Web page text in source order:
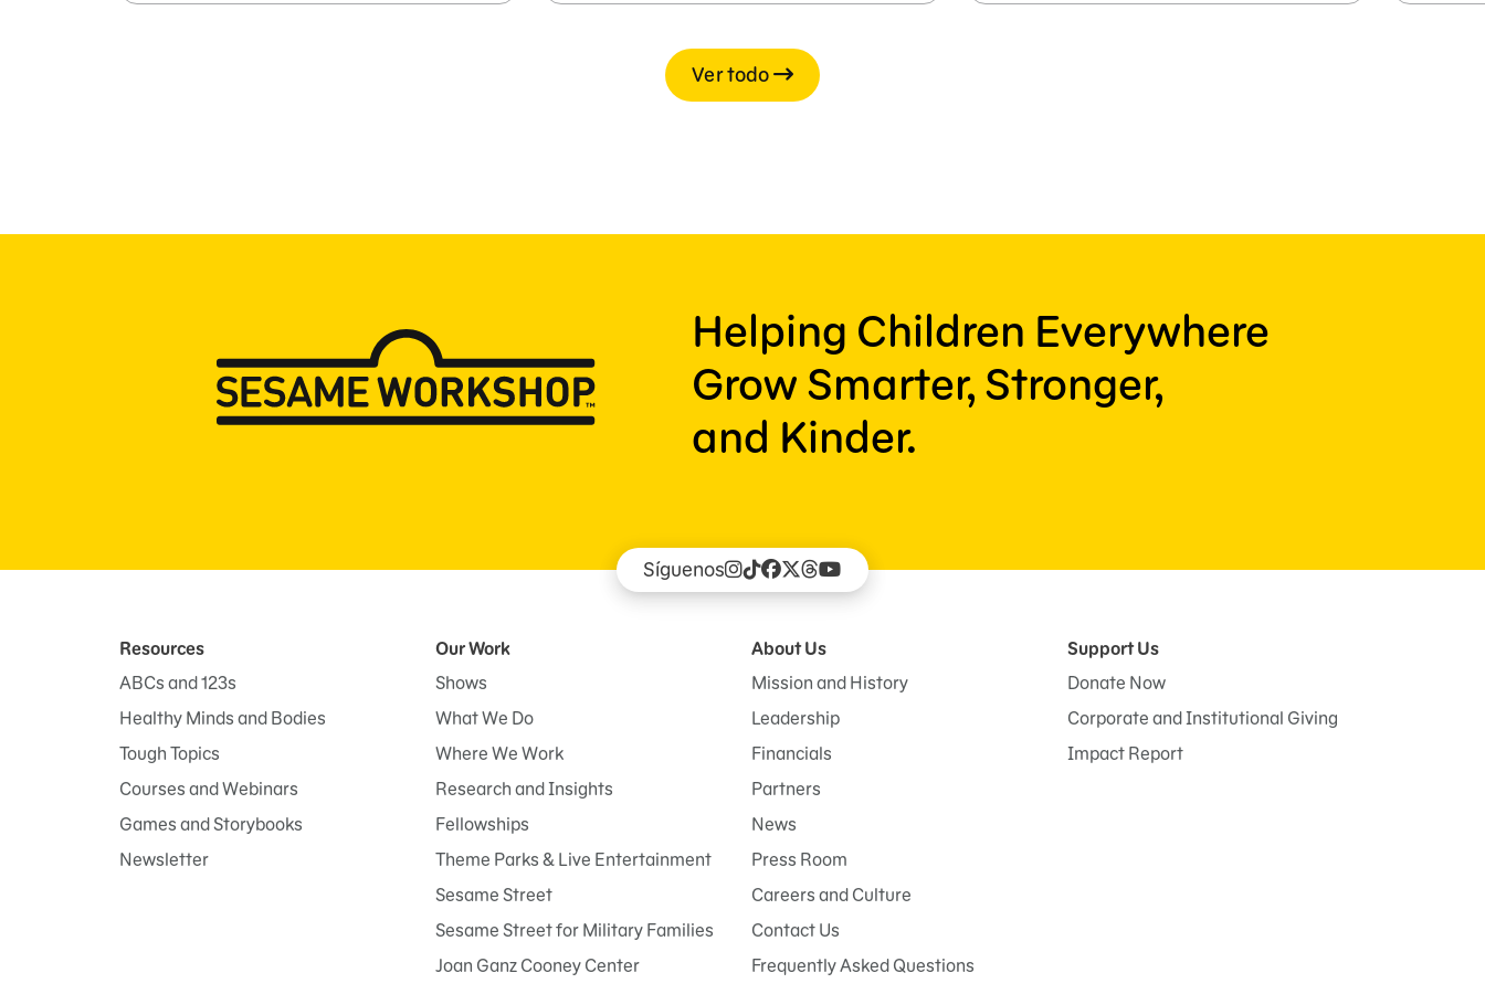
Ver todo
Helping Children Everywhere
Grow Smarter, Stronger,
and Kinder.
Síguenos
Resources
ABCs and 123s
Healthy Minds and Bodies
Tough Topics
Courses and Webinars
Games and Storybooks
Newsletter
Our Work
Shows
What We Do
Where We Work
Research and Insights
Fellowships
Theme Parks & Live Entertainment
Sesame Street
Sesame Street for Military Families
Joan Ganz Cooney Center
About Us
Mission and History
Leadership
Financials
Partners
News
Press Room
Careers and Culture
Contact Us
Frequently Asked Questions
Support Us
Donate Now
Corporate and Institutional Giving
Impact Report